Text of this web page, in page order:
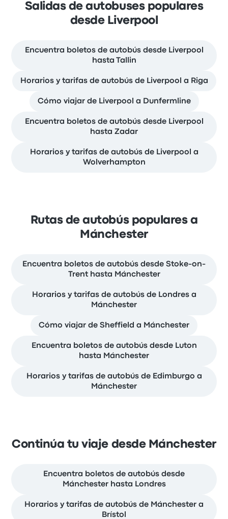
Salidas de autobuses populares
desde Liverpool
Encuentra boletos de autobús desde Liverpool
hasta Tallin
Horarios y tarifas de autobús de Liverpool a Riga
Cómo viajar de Liverpool a Dunfermline
Encuentra boletos de autobús desde Liverpool
hasta Zadar
Horarios y tarifas de autobús de Liverpool a
Wolverhampton
Rutas de autobús populares a
Mánchester
Encuentra boletos de autobús desde Stoke-on-
Trent hasta Mánchester
Horarios y tarifas de autobús de Londres a
Mánchester
Cómo viajar de Sheffield a Mánchester
Encuentra boletos de autobús desde Luton
hasta Mánchester
Horarios y tarifas de autobús de Edimburgo a
Mánchester
Continúa tu viaje desde Mánchester
Encuentra boletos de autobús desde
Mánchester hasta Londres
Horarios y tarifas de autobús de Mánchester a
Brístol